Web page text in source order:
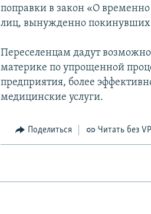
поправки в закон «О
лиц, вынужденно
Переселенцам дадут
материке по упрощенной
предприятия, более
медицинские услуги.
Поделиться Читать без